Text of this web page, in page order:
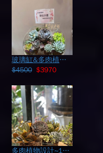
玻璃缸&多肉植物設計108031105
$4500 $3970
多肉植物設計~113111601